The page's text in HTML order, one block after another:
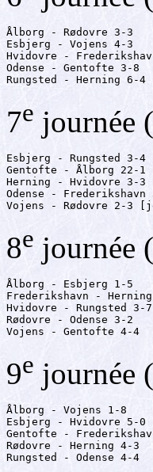
Ålborg - Rødovre 3-3
Esbjerg - Vojens 4-3
Hvidovre -
Odense - Gentofte 3-8
Rungsted - Herning 6-4
7e journée
Esbjerg - Rungsted 3-4
Gentofte - Ålborg 22-1
Herning - Hvidovre 3-3
Odense -
Vojens - Rødovre 2-3
8e journée
Ålborg - Esbjerg 1-5
Frederikshavn -
Hvidovre - Rungsted 3-7
Rødovre - Odense 3-2
Vojens - Gentofte 4-4
9e journée
Ålborg - Vojens 1-8
Esbjerg - Hvidovre 5-0
Gentofte -
Rødovre - Herning 4-3
Rungsted - Odense 4-4